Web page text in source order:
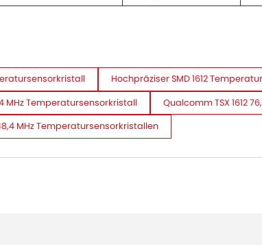
Hochpräziser SMD 1612
MHz Temperatursensorkristall Qualcomm TSX 1612
MHz Temperatursensorkristallen